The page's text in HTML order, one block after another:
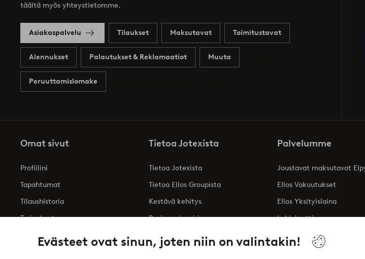
Evästeet ovat sinun, joten niin on valintakin!
täältä myös yhteystietomme.
Asiakaspalvelu Tilaukset Maksutavat Toimitustavat
Alennukset Palautukset & Reklamaatiot Muuta
Peruuttamislomake
Omat sivut
Profiilini
Tapahtumat
Tilaushistoria
Tarjoukset
Tietoa Jotexista
Tietoa Jotexista
Tietoa Ellos Groupista
Kestävä kehitys
Business inquiries
Saavutettavuusseloste
Palvelumme
Joustavat maksutavat
Ellos Vakuutukset
Ellos Yksityislaina
Lahjakortti